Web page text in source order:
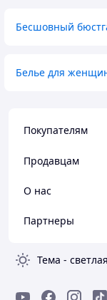
Бесшовный
Белье для
Покупателям
Продавцам
О нас
Партнеры
Тема - светлая